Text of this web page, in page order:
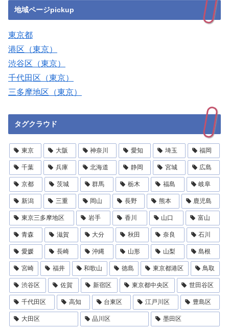
地域ページpickup
東京都
港区（東京）
渋谷区（東京）
千代田区（東京）
三多摩地区（東京）
タグクラウド
東京 大阪 神奈川 愛知 埼玉 福岡
千葉 兵庫 北海道 静岡 宮城 広島
京都 茨城 群馬 栃木 福島 岐阜
新潟 三重 岡山 長野 熊本 鹿児島
東京三多摩地区 岩手 香川 山口 富山
青森 滋賀 大分 秋田 奈良 石川
愛媛 長崎 沖縄 山形 山梨 島根
宮崎 福井 和歌山 徳島 東京都港区 鳥取
渋谷区 佐賀 新宿区 東京都中央区 世田谷区
千代田区 高知 台東区 江戸川区 豊島区
大田区 品川区 墨田区